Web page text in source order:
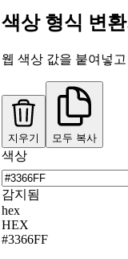
색상 형식 변환
웹 색상 값을 붙여넣
지우기 모두 복사
색상
감지됨
hex
HEX
#3366FF